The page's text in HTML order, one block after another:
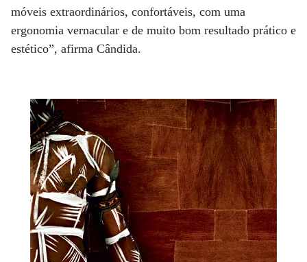
móveis extraordinários, confortáveis, com uma
ergonomia vernacular e de muito bom resultado prático e
estético”, afirma Cândida.